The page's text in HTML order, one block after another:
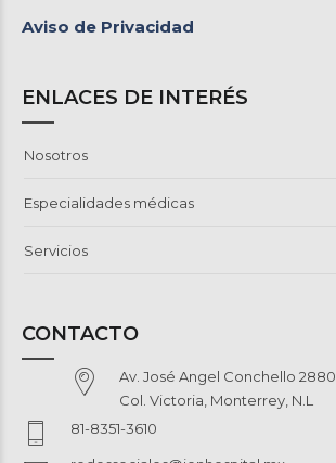
Aviso de Privacidad
ENLACES DE INTERÉS
Nosotros
Especialidades médicas
Servicios
CONTACTO
Av. José Angel Conchello 2880
Col. Victoria, Monterrey, N.L
81-8351-3610